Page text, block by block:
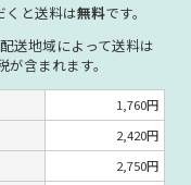
くと送料は無料です。
送地域によって送料は
含まれます。
1,760円
2,420円
2,750円